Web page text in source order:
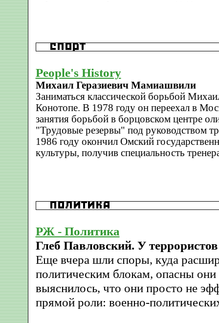
People's History
Михаил Геразиевич Мамиашвили
Заниматься классической борьбой
Конотопе. В 1978 году он переехал в
занятия борьбой в борцовском центре
"Трудовые резервы" под руководством
1986 году окончил Омский
культуры, получив специальность
РЖ - Политика
Глеб Павловский. У
Еще вчера шли споры, куда
политическим блокам, опасны
выяснилось, что они просто не
прямой роли: военно-